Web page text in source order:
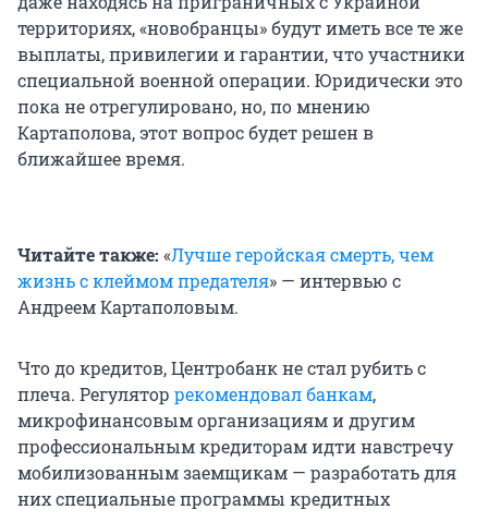
территориях, «новобранцы» будут иметь все те же
выплаты, привилегии и гарантии, что участники
специальной военной операции. Юридически это
пока не отрегулировано, но, по мнению
Картаполова, этот вопрос будет решен в
ближайшее время.
Читайте также: «Лучше геройская смерть, чем
жизнь с клеймом предателя» — интервью с
Андреем Картаполовым.
Что до кредитов, Центробанк не стал рубить с
плеча. Регулятор рекомендовал банкам,
микрофинансовым организациям и другим
профессиональным кредиторам идти навстречу
мобилизованным заемщикам — разработать для
них специальные программы кредитных